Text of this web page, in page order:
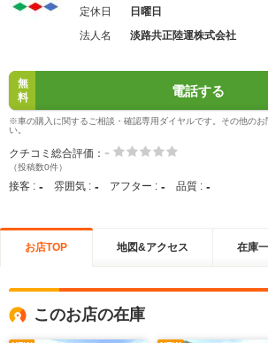
定休日
日曜日
法人名
淡路共正陸運株式会社
無
料
電話する
※車の購入に関するご相談・確認専用ダイヤルです。その他のお
い。
クチコミ総合評価： -
（投稿数0件）
接客 : - 雰囲気 : - アフター : - 品質 : -
お店TOP 地図&アクセス 在庫
このお店の在庫